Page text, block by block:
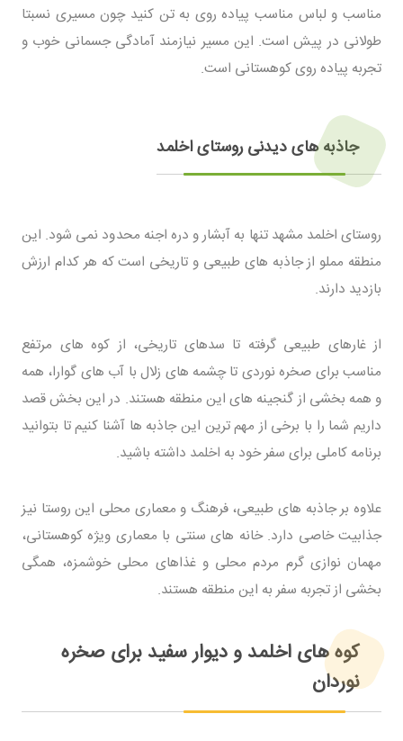
مناسب و لباس مناسب پیاده روی به تن کنید چون مسیری نسبتا
طولانی در پیش است. این مسیر نیازمند آمادگی جسمانی خوب و
تجربه پیاده روی کوهستانی است.
جاذبه های دیدنی روستای اخلمد
روستای اخلمد مشهد تنها به آبشار و دره اجنه محدود نمی شود. این
منطقه مملو از جاذبه های طبیعی و تاریخی است که هر کدام ارزش
بازدید دارند.
از غارهای طبیعی گرفته تا سدهای تاریخی، از کوه های مرتفع
مناسب برای صخره نوردی تا چشمه های زلال با آب های گوارا، همه
و همه بخشی از گنجینه های این منطقه هستند. در این بخش قصد
داریم شما را با برخی از مهم ترین این جاذبه ها آشنا کنیم تا بتوانید
برنامه کاملی برای سفر خود به اخلمد داشته باشید.
علاوه بر جاذبه های طبیعی، فرهنگ و معماری محلی این روستا نیز
جذابیت خاصی دارد. خانه های سنتی با معماری ویژه کوهستانی،
مهمان نوازی گرم مردم محلی و غذاهای محلی خوشمزه، همگی
بخشی از تجربه سفر به این منطقه هستند.
کوه های اخلمد و دیوار سفید برای صخره
نوردان